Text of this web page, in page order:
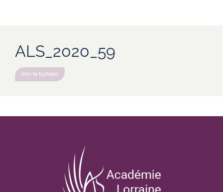
ALS_2020_59
Voir le bulletin